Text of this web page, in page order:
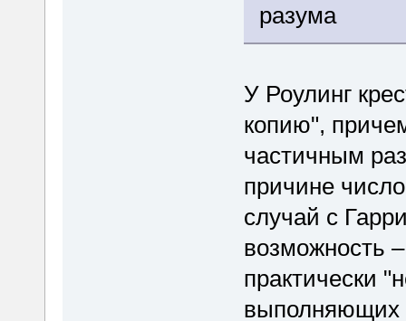
разума
У Роулинг
копию",
частичным
причине
случай с
возможность
практически
выполняющих